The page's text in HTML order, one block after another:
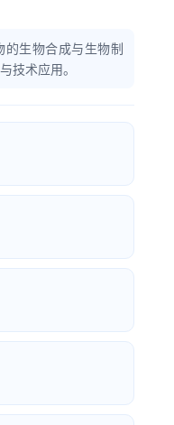
生物合成与生物制
技术应用。